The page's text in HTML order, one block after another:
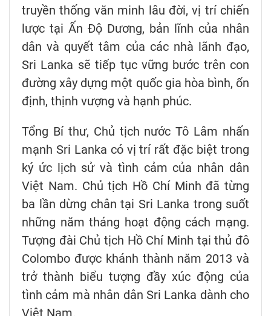
truyền thống văn minh lâu đời, vị trí chiến
lược tại Ấn Độ Dương, bản lĩnh của nhân
dân và quyết tâm của các nhà lãnh đạo,
Sri Lanka sẽ tiếp tục vững bước trên con
đường xây dựng một quốc gia hòa bình, ổn
định, thịnh vượng và hạnh phúc.
Tổng Bí thư, Chủ tịch nước Tô Lâm nhấn
mạnh Sri Lanka có vị trí rất đặc biệt trong
ký ức lịch sử và tình cảm của nhân dân
Việt Nam. Chủ tịch Hồ Chí Minh đã từng
ba lần dừng chân tại Sri Lanka trong suốt
những năm tháng hoạt động cách mạng.
Tượng đài Chủ tịch Hồ Chí Minh tại thủ đô
Colombo được khánh thành năm 2013 và
trở thành biểu tượng đầy xúc động của
tình cảm mà nhân dân Sri Lanka dành cho
Việt Nam.